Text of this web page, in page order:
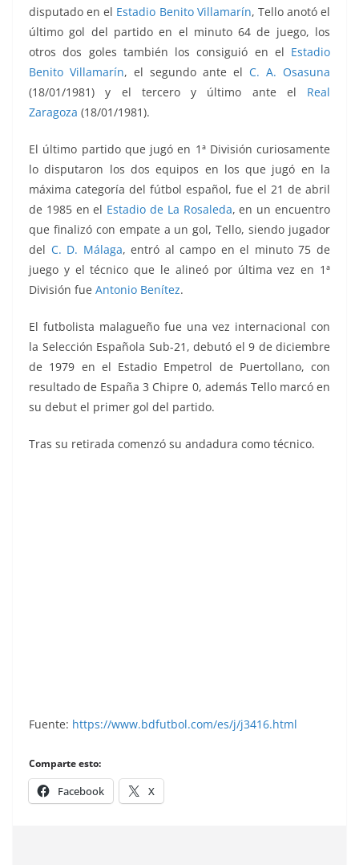
disputado en el Estadio Benito Villamarín, Tello anotó el
último gol del partido en el minuto 64 de juego, los
otros dos goles también los consiguió en el Estadio
Benito Villamarín, el segundo ante el C. A. Osasuna
(18/01/1981) y el tercero y último ante el Real
Zaragoza (18/01/1981).
El último partido que jugó en 1ª División curiosamente
lo disputaron los dos equipos en los que jugó en la
máxima categoría del fútbol español, fue el 21 de abril
de 1985 en el Estadio de La Rosaleda, en un encuentro
que finalizó con empate a un gol, Tello, siendo jugador
del C. D. Málaga, entró al campo en el minuto 75 de
juego y el técnico que le alineó por última vez en 1ª
División fue Antonio Benítez.
El futbolista malagueño fue una vez internacional con
la Selección Española Sub-21, debutó el 9 de diciembre
de 1979 en el Estadio Empetrol de Puertollano, con
resultado de España 3 Chipre 0, además Tello marcó en
su debut el primer gol del partido.
Tras su retirada comenzó su andadura como técnico.
Fuente: https://www.bdfutbol.com/es/j/j3416.html
Comparte esto:
Facebook X